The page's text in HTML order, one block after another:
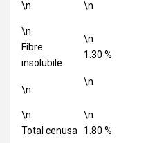
\n \n
\n
Fibre
insolubile
\n
\n
1.30 %
\n
\n
Total cenusa
\n
1.80 %